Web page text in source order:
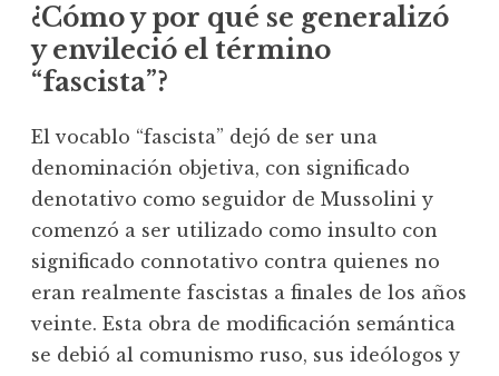
¿Cómo y por qué se generalizó
y envileció el término
“fascista”?
El vocablo “fascista” dejó de ser una
denominación objetiva, con significado
denotativo como seguidor de Mussolini y
comenzó a ser utilizado como insulto con
significado connotativo contra quienes no
eran realmente fascistas a finales de los años
veinte. Esta obra de modificación semántica
se debió al comunismo ruso, sus ideólogos y